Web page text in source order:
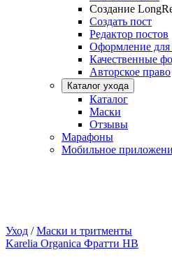
Создание
Создать пост
Редактор постов
Оформление для
Качественные
Авторское право
Каталог ухода
Каталог
Маски
Отзывы
Марафоны
Мобильное
Уход /Маски и тритменты
Karelia Organica Фратти НВ